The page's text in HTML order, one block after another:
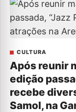
CULTURA
Após reunir
edição
recebe
Samol, na